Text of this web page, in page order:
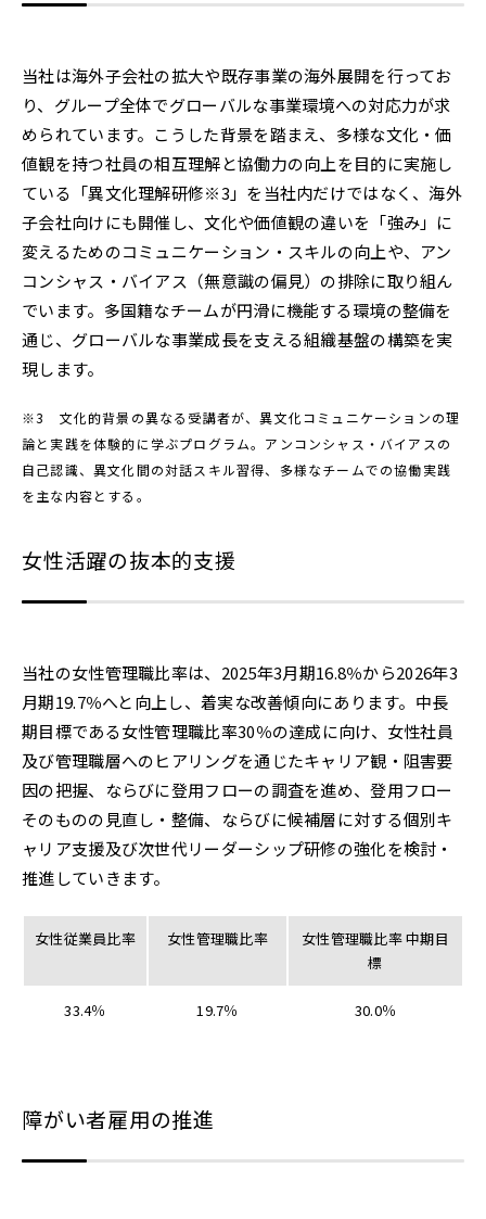
当社は海外子会社の拡大や既存事業の海外展開を行ってお
り、グループ全体でグローバルな事業環境への対応力が求
められています。こうした背景を踏まえ、多様な文化・価
値観を持つ社員の相互理解と協働力の向上を目的に実施し
ている「異文化理解研修※3」を当社内だけではなく、海外
子会社向けにも開催し、文化や価値観の違いを「強み」に
変えるためのコミュニケーション・スキルの向上や、アン
コンシャス・バイアス（無意識の偏見）の排除に取り組ん
でいます。多国籍なチームが円滑に機能する環境の整備を
通じ、グローバルな事業成長を支える組織基盤の構築を実
現します。
※3 文化的背景の異なる受講者が、異文化コミュニケーションの理
論と実践を体験的に学ぶプログラム。アンコンシャス・バイアスの
自己認識、異文化間の対話スキル習得、多様なチームでの協働実践
を主な内容とする。
女性活躍の抜本的支援
当社の女性管理職比率は、2025年3月期16.8％から2026年3
月期19.7％へと向上し、着実な改善傾向にあります。中長
期目標である女性管理職比率30％の達成に向け、女性社員
及び管理職層へのヒアリングを通じたキャリア観・阻害要
因の把握、ならびに登用フローの調査を進め、登用フロー
そのものの見直し・整備、ならびに候補層に対する個別キ
ャリア支援及び次世代リーダーシップ研修の強化を検討・
推進していきます。
女性従業員比率 女性管理職比率
女性管理職比率 中期目
標
33.4％ 19.7％ 30.0％
障がい者雇用の推進